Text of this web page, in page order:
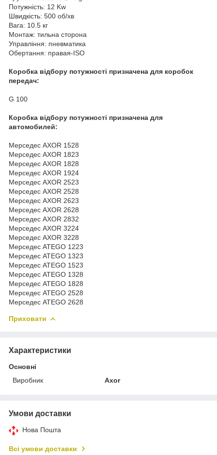
Потужність: 12 Kw
Швидкість: 500 об/хв
Вага: 10.5 кг
Монтаж: тильна сторона
Управління: пневматика
Обертання: правая-ISO
Коробка відбору потужності призначена для коробок
передач:
G 100
Коробка відбору потужності призначена для
автомобилей:
Мерседес AXOR 1528
Мерседес AXOR 1823
Мерседес AXOR 1828
Мерседес AXOR 1924
Мерседес AXOR 2523
Мерседес AXOR 2528
Мерседес AXOR 2623
Мерседес AXOR 2628
Мерседес AXOR 2832
Мерседес AXOR 3224
Мерседес AXOR 3228
Мерседес ATEGO 1223
Мерседес ATEGO 1323
Мерседес ATEGO 1523
Мерседес ATEGO 1328
Мерседес ATEGO 1828
Мерседес ATEGO 2528
Мерседес ATEGO 2628
Приховати
Характеристики
Основні
Виробник
Axor
Умови доставки
Нова Пошта
Всі умови доставки